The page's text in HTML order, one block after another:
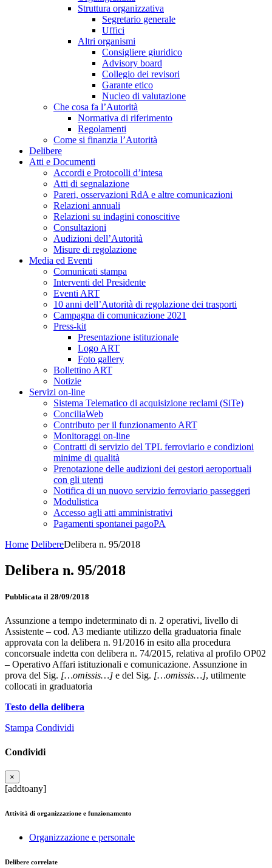
Struttura organizzativa
Segretario generale
Uffici
Altri organismi
Consigliere giuridico
Advisory board
Collegio dei revisori
Garante etico
Nucleo di valutazione
Che cosa fa l’Autorità
Normativa di riferimento
Regolamenti
Come si finanzia l’Autorità
Delibere
Atti e Documenti
Accordi e Protocolli d’intesa
Atti di segnalazione
Pareri, osservazioni RdA e altre comunicazioni
Relazioni annuali
Relazioni su indagini conoscitive
Consultazioni
Audizioni dell’Autorità
Misure di regolazione
Media ed Eventi
Comunicati stampa
Interventi del Presidente
Eventi ART
10 anni dell’Autorità di regolazione dei trasporti
Campagna di comunicazione 2021
Press-kit
Presentazione istituzionale
Logo ART
Foto gallery
Bollettino ART
Notizie
Servizi on-line
Sistema Telematico di acquisizione reclami (SiTe)
ConciliaWeb
Contributo per il funzionamento ART
Monitoraggi on-line
Contratti di servizio del TPL ferroviario e condizioni
minime di qualità
Prenotazione delle audizioni dei gestori aeroportuali
con gli utenti
Notifica di un nuovo servizio ferroviario passeggeri
Modulistica
Accesso agli atti amministrativi
Pagamenti spontanei pagoPA
Home DelibereDelibera n. 95/2018
Delibera n. 95/2018
Pubblicata il 28/09/2018
Assunzione a tempo indeterminato di n. 2 operativi, livello di
Assistente – cod. A3 mediante utilizzo della graduatoria finale
approvata con la delibera n. 91/2016 in esito alla procedura
concorsuale indetta con delibera n. 74/2015, relativa al profilo OP02
– Operativo Affari istituzionali e comunicazione. Assunzione in
prova del Sig. […omissis…] e del Sig. […omissis…], utilmente
collocati in graduatoria
Testo della delibera
Stampa Condividi
Condividi
×
[addtoany]
Attività di organizzazione e funzionamento
Organizzazione e personale
Delibere correlate